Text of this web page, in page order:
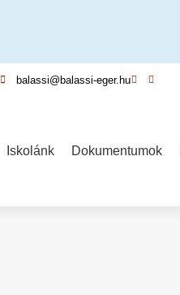
balassi@balassi-eger.hu
Iskolánk Dokumentumok